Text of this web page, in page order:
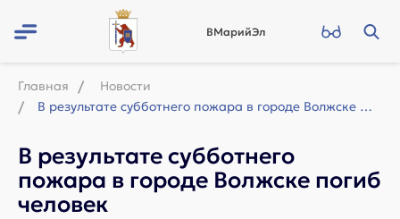
ВМарийЭл
Главная
Новости
В результате субботнего пожара в городе Волжске погиб человек
В результате субботнего
пожара в городе Волжске погиб
человек